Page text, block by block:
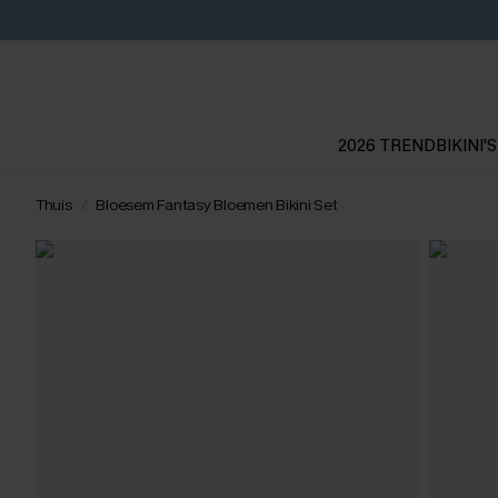
2026 TRENDBIKINI'S
Thuis Bloesem Fantasy Bloemen Bikini Set